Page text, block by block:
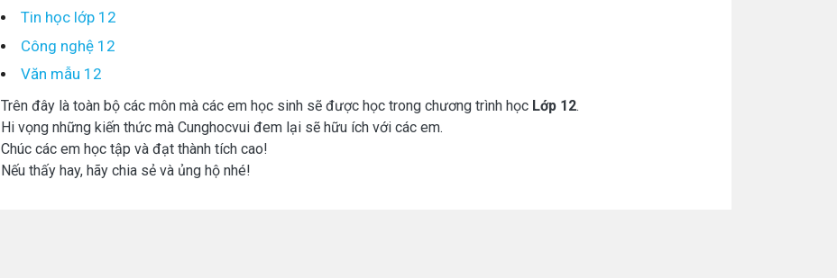
Tin học lớp 12
Công nghệ 12
Văn mẫu 12
Trên đây là toàn bộ các môn mà các em học sinh sẽ được học trong chương trình học Lớp 12.
Hi vọng những kiến thức mà Cunghocvui đem lại sẽ hữu ích với các em.
Chúc các em học tập và đạt thành tích cao!
Nếu thấy hay, hãy chia sẻ và ủng hộ nhé!